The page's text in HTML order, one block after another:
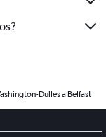
Dulles a Belfast